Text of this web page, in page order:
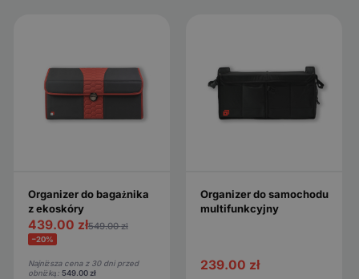
Organizer do bagażnika
z ekoskóry
439.00 zł549.00zł
−20%
Najniższa cena z 30 dni przed
obniżką: 549.00zł
Organizer do samochodu
multifunkcyjny
239.00 zł